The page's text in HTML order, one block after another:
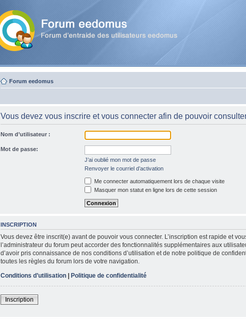
Forum eedomus
Vous devez vous inscrire et vous connecter afin de pouvoir
Nom d’utilisateur :
Mot de passe:
J’ai oublié mon mot de passe
Renvoyer le courriel d’activation
Me connecter automatiquement lors de chaque visite
Masquer mon statut en ligne lors de cette session
INSCRIPTION
Vous devez être inscrit(e) avant de pouvoir vous connecter. L’inscription est rapide et
l’administrateur du forum peut accorder des fonctionnalités supplémentaires aux
d’avoir pris connaissance de nos conditions d’utilisation et de notre politique de
toutes les règles du forum lors de votre navigation.
Conditions d’utilisation | Politique de confidentialité
Inscription